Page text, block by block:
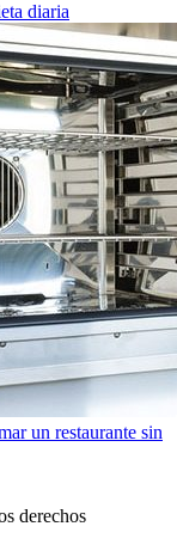
diaria
un restaurante sin
derechos